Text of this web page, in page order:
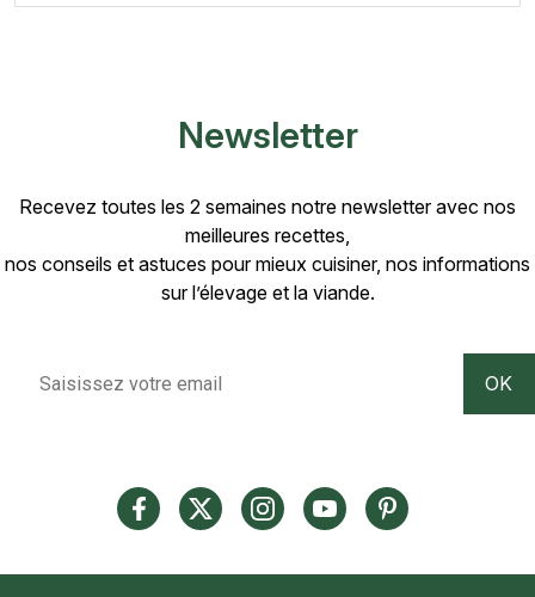
Newsletter
Recevez toutes les 2 semaines notre newsletter avec nos
meilleures recettes,
nos conseils et astuces pour mieux cuisiner, nos informations
sur l’élevage et la viande.